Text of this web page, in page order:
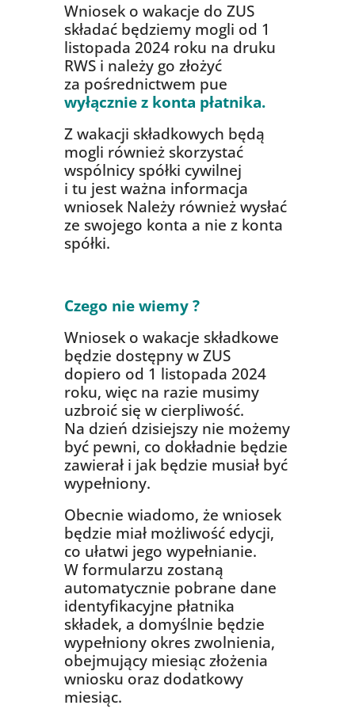
Wniosek o wakacje do ZUS
składać będziemy mogli od 1
listopada 2024 roku na druku
RWS i należy go złożyć
za pośrednictwem pue
wyłącznie z konta płatnika.
Z wakacji składkowych będą
mogli również skorzystać
wspólnicy spółki cywilnej
i tu jest ważna informacja
wniosek Należy również wysłać
ze swojego konta a nie z konta
spółki.
Czego nie wiemy ?
Wniosek o wakacje składkowe
będzie dostępny w ZUS
dopiero od 1 listopada 2024
roku, więc na razie musimy
uzbroić się w cierpliwość.
Na dzień dzisiejszy nie możemy
być pewni, co dokładnie będzie
zawierał i jak będzie musiał być
wypełniony.
Obecnie wiadomo, że wniosek
będzie miał możliwość edycji,
co ułatwi jego wypełnianie.
W formularzu zostaną
automatycznie pobrane dane
identyfikacyjne płatnika
składek, a domyślnie będzie
wypełniony okres zwolnienia,
obejmujący miesiąc złożenia
wniosku oraz dodatkowy
miesiąc.